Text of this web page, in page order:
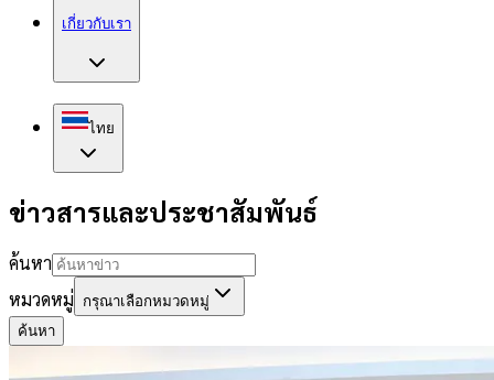
เกี่ยวกับเรา
ไทย
ข่าวสารและประชาสัมพันธ์
ค้นหา
หมวดหมู่
กรุณาเลือกหมวดหมู่
ค้นหา